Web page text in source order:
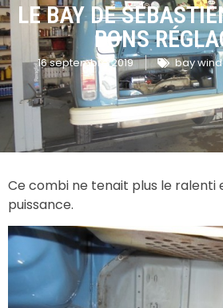
LE BAY DE
BONS
16 septembre 2019 bay
Ce combi ne tenait plus le ralenti
puissance.